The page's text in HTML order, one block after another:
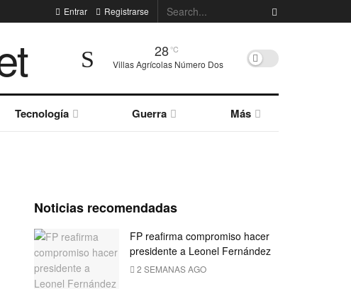
Entrar Registrarse
28°C
Villas Agrícolas Número Dos
Tecnología Guerra Más
Noticias recomendadas
FP reafirma compromiso hacer
presidente a Leonel Fernández
2 SEMANAS AGO